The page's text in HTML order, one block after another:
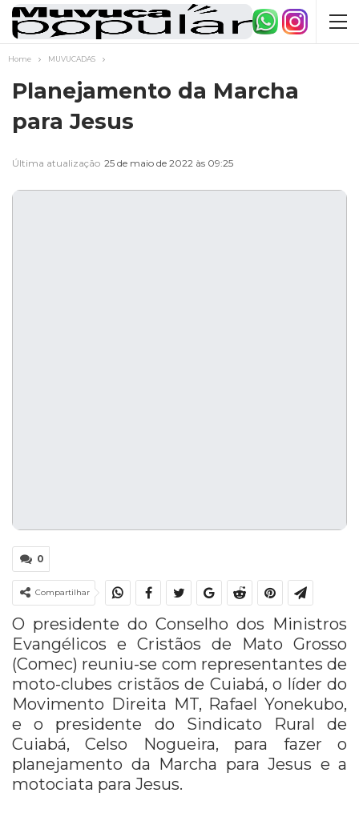
Home MUVUCADAS
Planejamento da Marcha
para Jesus
Última atualização 25 de maio de 2022 às 09:25
0
Compartilhar
O presidente do Conselho dos Ministros
Evangélicos e Cristãos de Mato Grosso
(Comec) reuniu-se com representantes de
moto-clubes cristãos de Cuiabá, o líder do
Movimento Direita MT, Rafael Yonekubo,
e o presidente do Sindicato Rural de
Cuiabá, Celso Nogueira, para fazer o
planejamento da Marcha para Jesus e a
motociata para Jesus.